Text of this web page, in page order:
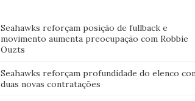
Seahawks reforçam posição de fullback e
movimento aumenta preocupação com Robbie
Ouzts
Seahawks reforçam profundidade do elenco
duas novas contratações